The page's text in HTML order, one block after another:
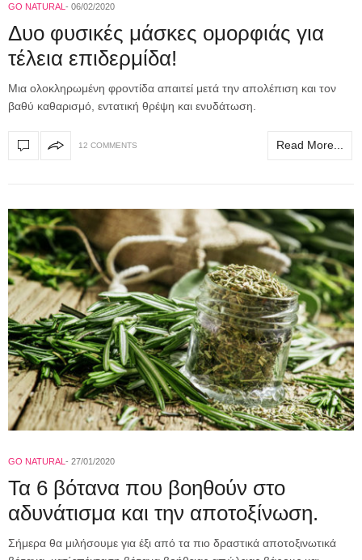
GO NATURAL 06/02/2020
Δυο φυσικές μάσκες ομορφιάς για
τέλεια επιδερμίδα!
Μια ολοκληρωμένη φροντίδα απαιτεί μετά την απολέπιση και τον
βαθύ καθαρισμό, εντατική θρέψη και ενυδάτωση.
12 COMMENTS Read More...
GO NATURAL 27/01/2020
Τα 6 βότανα που βοηθούν στο
αδυνάτισμα και την αποτοξίνωση.
Σήμερα θα μιλήσουμε για έξι από τα πιο δραστικά αποτοξινωτικά